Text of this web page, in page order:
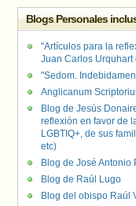
Blogs Personales
"Artículos para la
Juan Carlos Urquhart
"Sedom.
Anglicanum
Blog de Jesús
reflexión en favor de
LGBTIQ+, de sus
etc)
Blog de José Antonio
Blog de Raúl Lugo
Blog del obispo Raúl